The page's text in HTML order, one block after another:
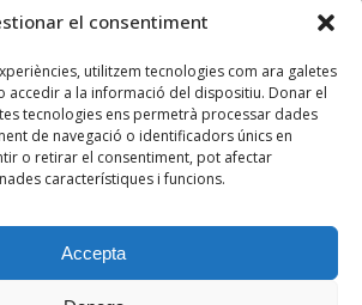
el consentiment
utilitzem tecnologies com ara galetes
accedir a la informació del dispositiu. Donar el
tecnologies ens permetrà processar dades
de navegació o identificadors únics en
o retirar el consentiment, pot afectar
característiques i funcions.
Accepta
937 479 758